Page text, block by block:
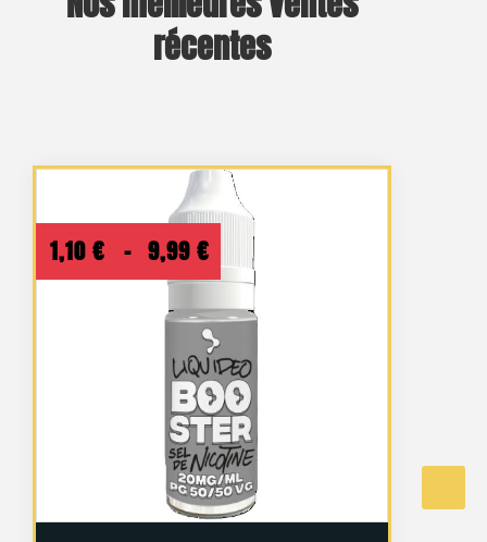
récentes
1,10 € – 9,99 €
Plage
de
prix :
1,10 €
à
9,99 €